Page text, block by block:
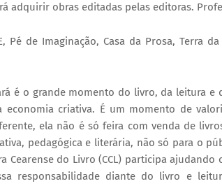
adquirir obras editadas pelas editoras.
Pé de Imaginação, Casa da Prosa, Terra
é o grande momento do livro, da leitura e
criativa. É um momento de
ela não é só feira com venda de
pedagógica e literária, não só para o
Cearense do Livro (CCL) participa
responsabilidade diante do livro e